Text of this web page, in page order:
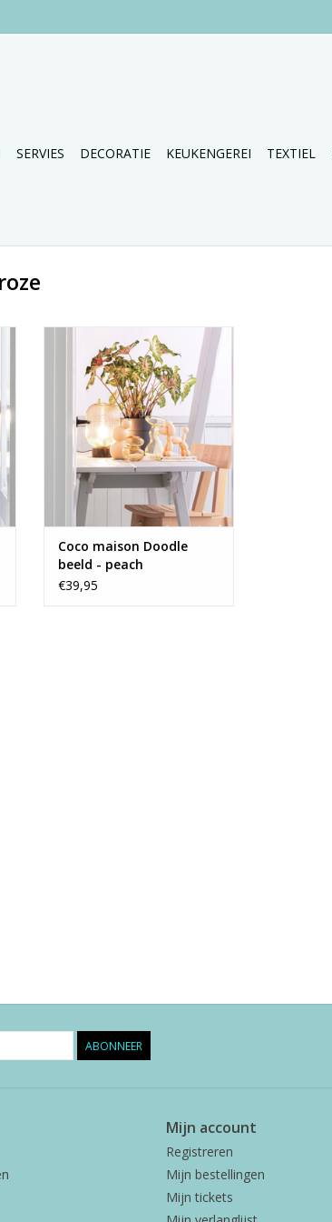
SERVIES DECORATIE KEUKENGEREI TEXTIEL
Love this doodle!
TOEVOEGEN AAN WINKELWAGEN
Coco maison Doodle
beeld - peach
€39,95
ABONNEER
Mijn account
Registreren
Mijn bestellingen
Mijn tickets